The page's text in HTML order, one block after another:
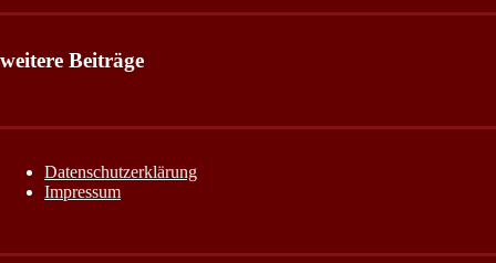
weitere Beiträge
Datenschutzerklärung
Impressum